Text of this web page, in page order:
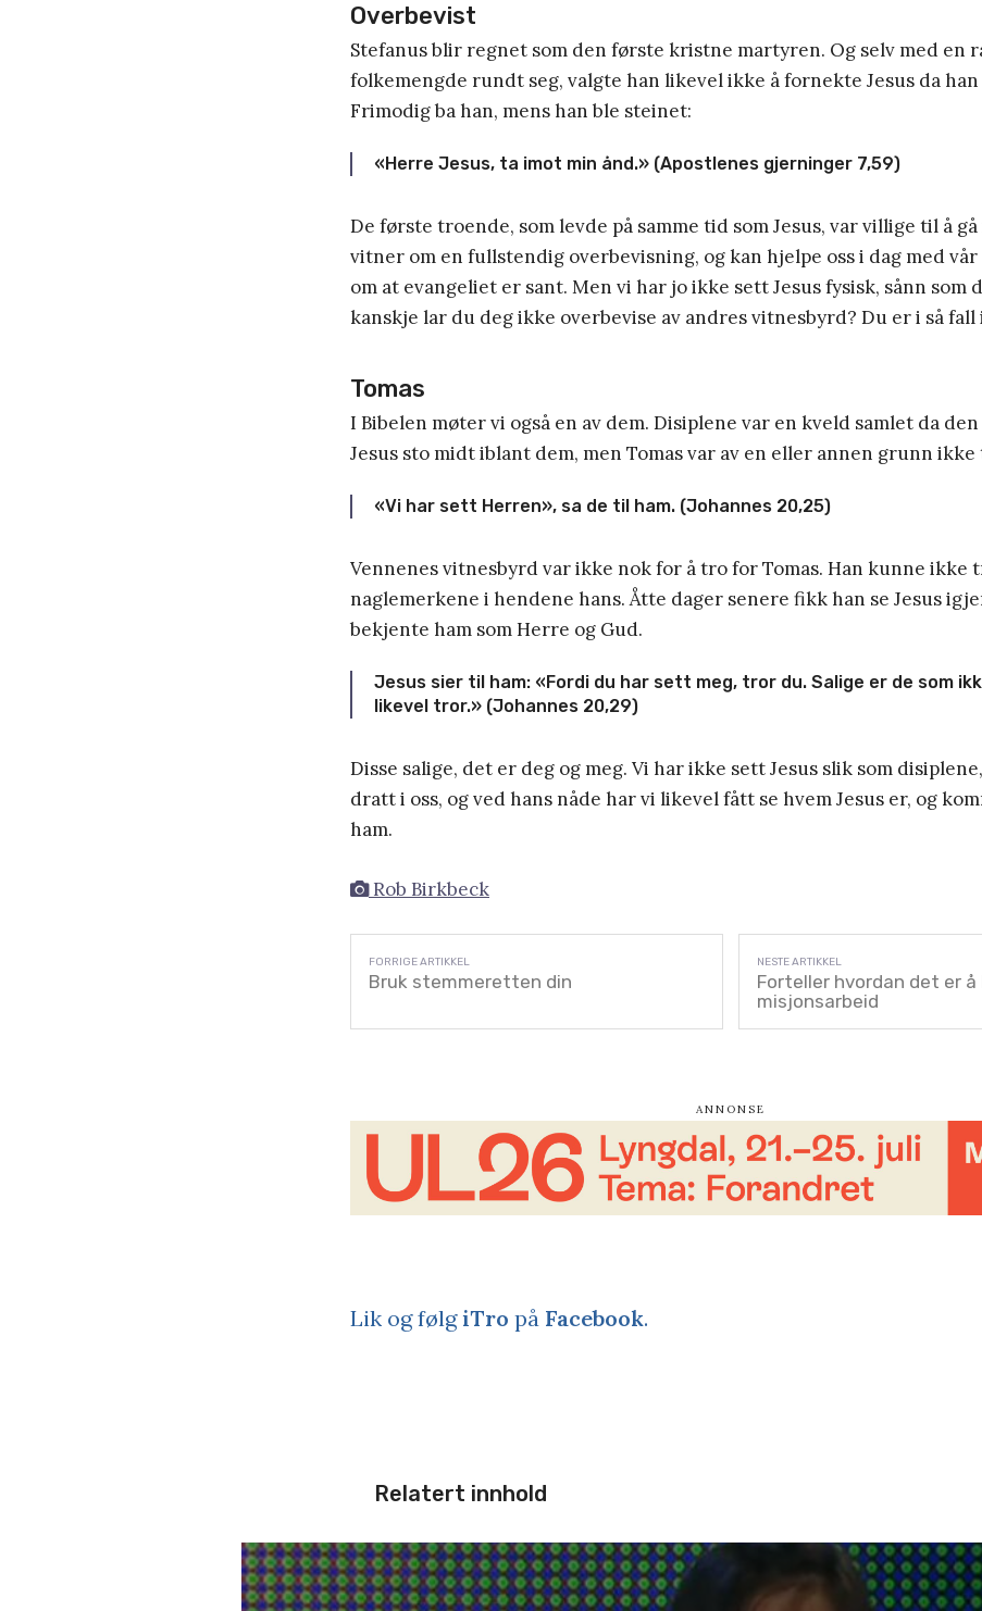
Overbevist
Stefanus blir regnet som den første kristne martyren. Og selv med en
folkemengde rundt seg, valgte han likevel ikke å fornekte Jesus da
Frimodig ba han, mens han ble steinet:
«Herre Jesus, ta imot min ånd.» (Apostlenes gjerninger 7,59)
De første troende, som levde på samme tid som Jesus, var villige til å
vitner om en fullstendig overbevisning, og kan hjelpe oss i dag med
om at evangeliet er sant. Men vi har jo ikke sett Jesus fysisk, sånn som
kanskje lar du deg ikke overbevise av andres vitnesbyrd? Du er i så fall
Tomas
I Bibelen møter vi også en av dem. Disiplene var en kveld samlet da
Jesus sto midt iblant dem, men Tomas var av en eller annen grunn
«Vi har sett Herren», sa de til ham. (Johannes 20,25)
Vennenes vitnesbyrd var ikke nok for å tro for Tomas. Han kunne ikke
naglemerkene i hendene hans. Åtte dager senere fikk han se Jesus
bekjente ham som Herre og Gud.
Jesus sier til ham: «Fordi du har sett meg, tror du. Salige er de som
likevel tror.» (Johannes 20,29)
Disse salige, det er deg og meg. Vi har ikke sett Jesus slik som
dratt i oss, og ved hans nåde har vi likevel fått se hvem Jesus er, og
ham.
Rob Birkbeck
Bruk stemmeretten din
Forteller hvordan det er
misjonsarbeid
Lik og følgiTro på Facebook.
Relatert innhold